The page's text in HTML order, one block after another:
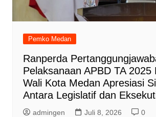
Pemko Medan
Ranperda
Pelaksanaan APBD TA 2025
Wali Kota Medan Apresiasi
Antara Legislatif dan
admingen Juli 8, 2026 0